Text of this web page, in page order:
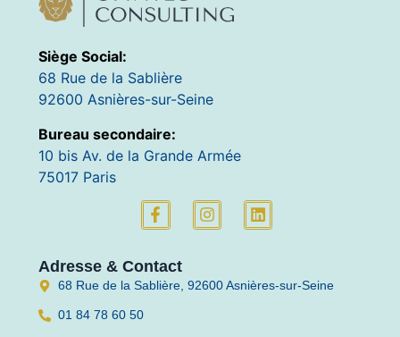
Siège Social:
68 Rue de la Sablière
92600 Asnières-sur-Seine
Bureau secondaire:
10 bis Av. de la Grande Armée
75017 Paris
Adresse & Contact
68 Rue de la Sablière, 92600 Asnières-sur-Seine
01 84 78 60 50